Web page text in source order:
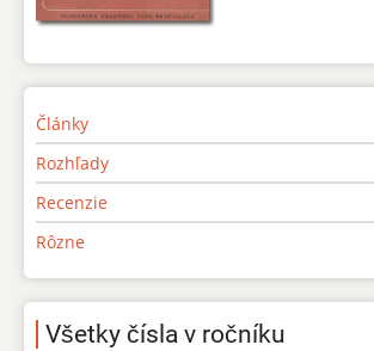
Články
Rozhľady
Recenzie
Rôzne
Všetky čísla v ročníku